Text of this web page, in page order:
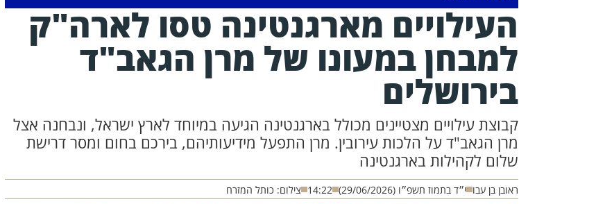
העילויים מארגנטינה טסו לארה"ק
למבחן במעונו של מרן הגאב"ד
בירושלים
קבוצת עילויים מצטיינים מכולל בארגנטינה הגיעה במיוחד לארץ ישראל, ונבחנה אצל
מרן הגאב"ד על הלכות עירובין. מרן התפעל מידיעותיהם, בירכם בחום ומסר דרישת
שלום לקהילות בארגנטינה
ראובן בן עבו י״ד בתמוז תשפ״ו (29/06/2026) 14:22 צילום: כותל המזרח